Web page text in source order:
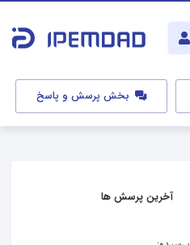
بخش پرسش و پاسخ
آخرین پرسش ها